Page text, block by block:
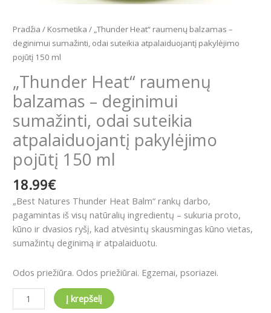
Pradžia / Kosmetika / „Thunder Heat“ raumenų balzamas –
deginimui sumažinti, odai suteikia atpalaiduojantį pakylėjimo
pojūtį 150 ml
„Thunder Heat“ raumenų
balzamas – deginimui
sumažinti, odai suteikia
atpalaiduojantį pakylėjimo
pojūtį 150 ml
18.99€
„Best Natures Thunder Heat Balm“ rankų darbo,
pagamintas iš visų natūralių ingredientų – sukuria proto,
kūno ir dvasios ryšį, kad atvėsintų skausmingas kūno vietas,
sumažintų deginimą ir atpalaiduotu.
Odos priežiūra. Odos priežiūrai. Egzemai, psoriazei.
Į krepšelį